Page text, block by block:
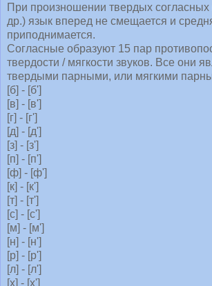
При произношении твердых согласных
др.) язык вперед не смещается и
приподнимается.
Согласные образуют 15 пар
твердости / мягкости звуков. Все они
твердыми парными, или мягкими
[б] - [б']
[в] - [в']
[г] - [г']
[д] - [д']
[з] - [з']
[п] - [п']
[ф] - [ф']
[к] - [к']
[т] - [т']
[с] - [с']
[м] - [м']
[н] - [н']
[р] - [р']
[л] - [л']
[х] - [х']